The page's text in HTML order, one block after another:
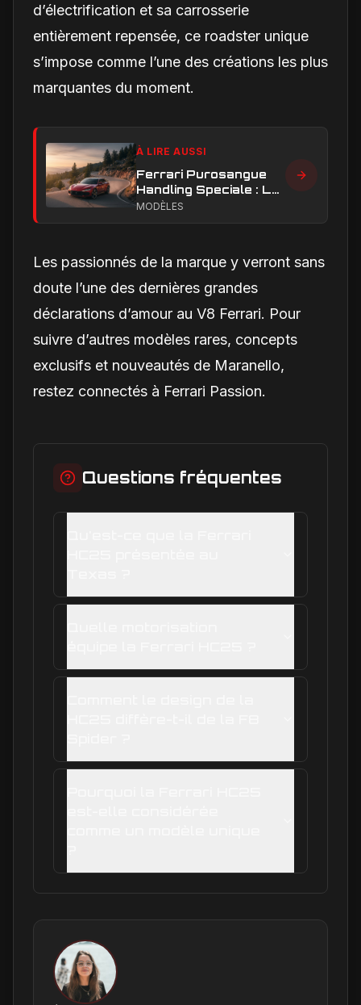
d’électrification et sa carrosserie
entièrement repensée, ce roadster unique
s’impose comme l’une des créations les plus
marquantes du moment.
À LIRE AUSSI
Ferrari Purosangue
Handling Speciale : La
configuration ultime
MODÈLES
Les passionnés de la marque y verront sans
doute l’une des dernières grandes
déclarations d’amour au V8 Ferrari. Pour
suivre d’autres modèles rares, concepts
exclusifs et nouveautés de Maranello,
restez connectés à Ferrari Passion.
Questions fréquentes